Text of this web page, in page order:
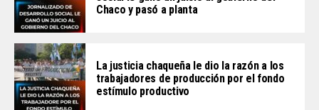
Chaco y pasó a planta
La justicia chaqueña le dio la razón a los
trabajadores de producción por el fondo
estímulo productivo